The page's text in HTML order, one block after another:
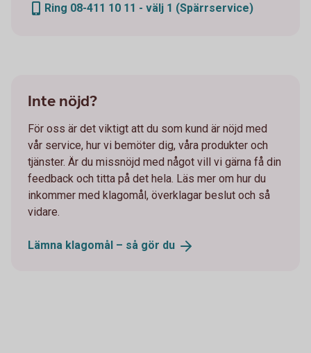
Ring 08-411 10 11 - välj 1 (Spärrservice)
Inte nöjd?
För oss är det viktigt att du som kund är nöjd med
vår service, hur vi bemöter dig, våra produkter och
tjänster. Är du missnöjd med något vill vi gärna få din
feedback och titta på det hela. Läs mer om hur du
inkommer med klagomål, överklagar beslut och så
vidare.
Lämna klagomål – så gör du